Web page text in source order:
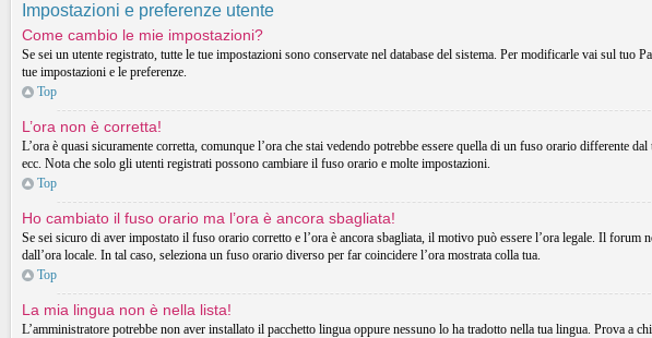
Impostazioni e preferenze utente
Come cambio le mie impostazioni?
Se sei un utente registrato, tutte le tue impostazioni sono conservate nel database del sistema. Per modificarle vai sul
tue impostazioni e le preferenze.
Top
L’ora non è corretta!
L’ora è quasi sicuramente corretta, comunque l’ora che stai vedendo potrebbe essere quella di un fuso orario
ecc. Nota che solo gli utenti registrati possono cambiare il fuso orario e molte impostazioni.
Top
Ho cambiato il fuso orario ma l’ora è ancora sbagliata!
Se sei sicuro di aver impostato il fuso orario corretto e l’ora è ancora sbagliata, il motivo può essere l’ora legale. Il
dall’ora locale. In tal caso, seleziona un fuso orario diverso per far coincidere l’ora mostrata colla tua.
Top
La mia lingua non è nella lista!
L’amministratore potrebbe non aver installato il pacchetto lingua oppure nessuno lo ha tradotto nella tua lingua. Prova